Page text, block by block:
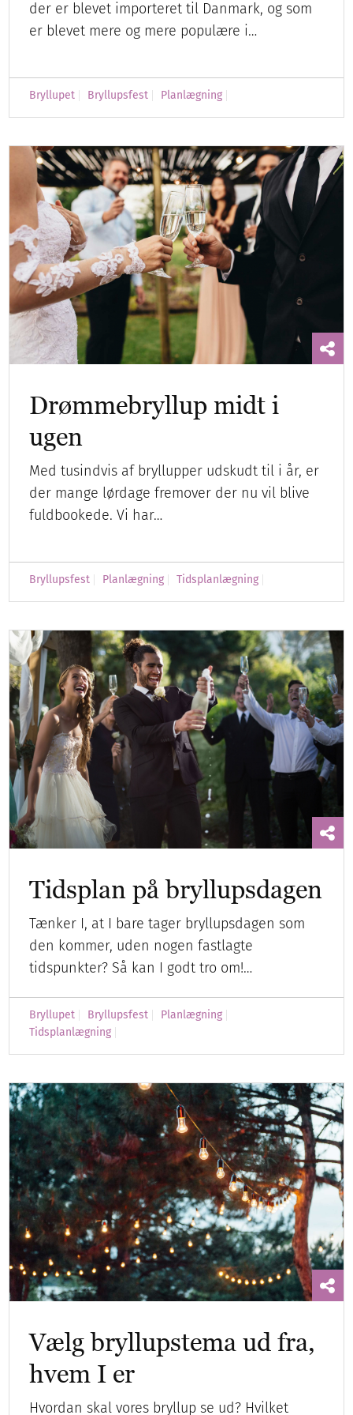
der er blevet importeret til Danmark, og som
er blevet mere og mere populære i…
Bryllupet Bryllupsfest Planlægning
Drømmebryllup midt i
ugen
Med tusindvis af bryllupper udskudt til i år, er
der mange lørdage fremover der nu vil blive
fuldbookede. Vi har…
Bryllupsfest Planlægning Tidsplanlægning
Tidsplan på bryllupsdagen
Tænker I, at I bare tager bryllupsdagen som
den kommer, uden nogen fastlagte
tidspunkter? Så kan I godt tro om!…
Bryllupet Bryllupsfest
Planlægning
Tidsplanlægning
Vælg bryllupstema ud fra,
hvem I er
Hvordan skal vores bryllup se ud? Hvilket